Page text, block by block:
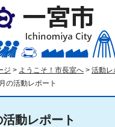
ジ > ようこそ！市長室へ > 活動レ
の活動レポート
動レポート